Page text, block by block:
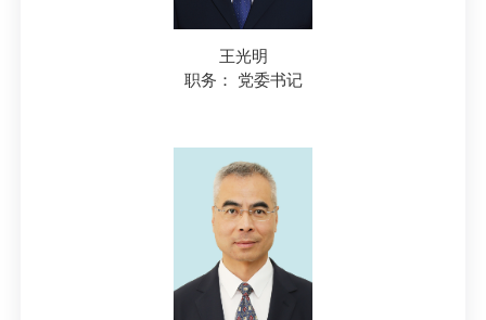
王光明
职务： 党委书记